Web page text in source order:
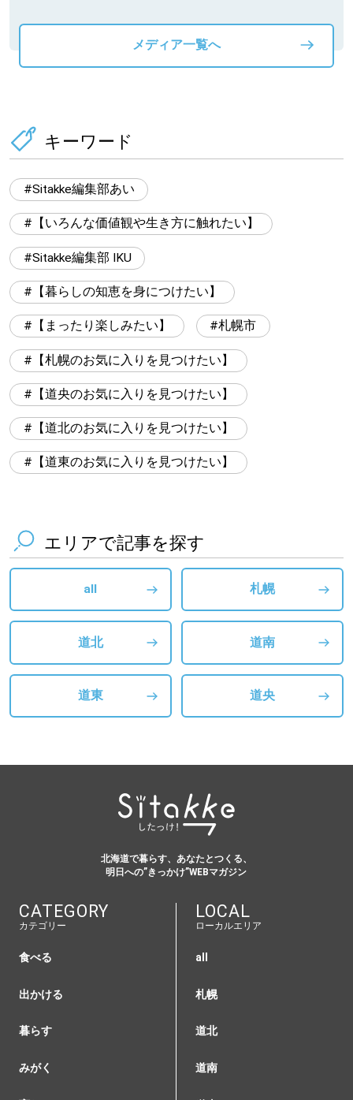
メディア一覧へ
キーワード
Sitakke編集部あい
【いろんな価値観や生き方に触れたい】
Sitakke編集部 IKU
【暮らしの知恵を身につけたい】
【まったり楽しみたい】 札幌市
【札幌のお気に入りを見つけたい】
【道央のお気に入りを見つけたい】
【道北のお気に入りを見つけたい】
【道東のお気に入りを見つけたい】
エリアで記事を探す
all 札幌
道北 道南
道東 道央
北海道で暮らす、あなたとつくる、
明日への”きっかけ”WEBマガジン
CATEGORY
カテゴリー
食べる
出かける
暮らす
みがく
LOCAL
ローカルエリア
all
札幌
道北
道南